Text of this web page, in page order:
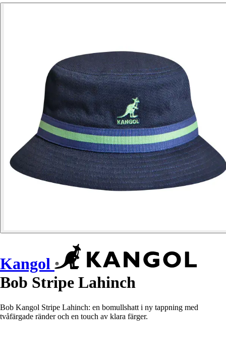
Kangol
Bob Stripe Lahinch
Bob Kangol Stripe Lahinch: en bomullshatt i ny tappning med
tvåfärgade ränder och en touch av klara färger.